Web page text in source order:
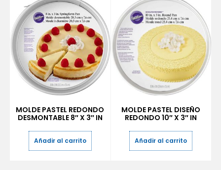
MOLDE PASTEL REDONDO
DESMONTABLE 8″ X 3″ IN
Añadir al carrito
MOLDE PASTEL DISEÑO
REDONDO 10″ X 3″ IN
Añadir al carrito